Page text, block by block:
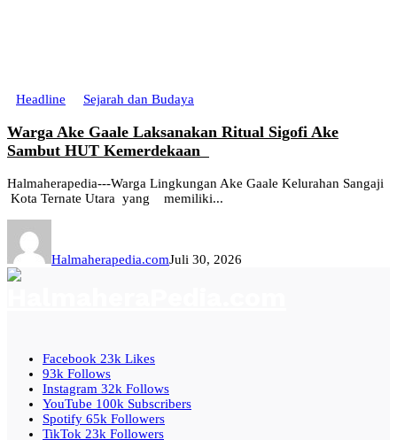
Headline Sejarah dan Budaya
Warga Ake Gaale Laksanakan Ritual Sigofi Ake
Sambut HUT Kemerdekaan
Halmaherapedia---Warga Lingkungan Ake Gaale Kelurahan Sangaji
Kota Ternate Utara yang memiliki...
Halmaherapedia.comJuli 30, 2026
Facebook 23k Likes
93k Follows
Instagram 32k Follows
YouTube 100k Subscribers
Spotify 65k Followers
TikTok 23k Followers